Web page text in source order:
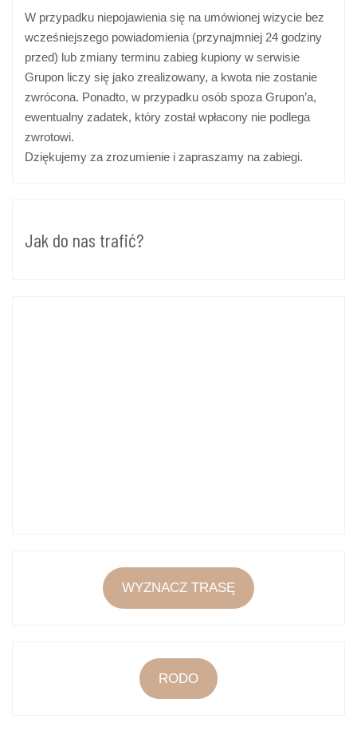
W przypadku niepojawienia się na umówionej wizycie bez
wcześniejszego powiadomienia (przynajmniej 24 godziny
przed) lub zmiany terminu zabieg kupiony w serwisie
Grupon liczy się jako zrealizowany, a kwota nie zostanie
zwrócona. Ponadto, w przypadku osób spoza Grupon’a,
ewentualny zadatek, który został wpłacony nie podlega
zwrotowi.
Dziękujemy za zrozumienie i zapraszamy na zabiegi.
Jak do nas trafić?
WYZNACZ TRASĘ
RODO